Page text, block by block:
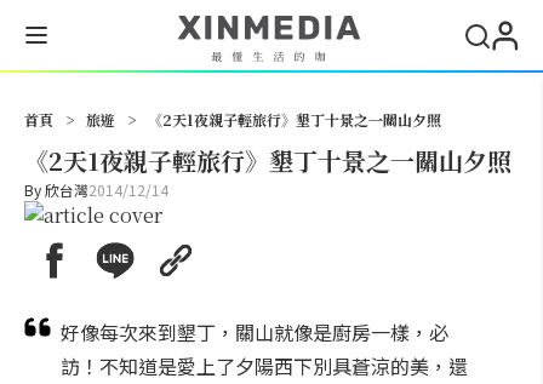
首頁 > 旅遊 > 《2天1夜親子輕旅行》墾丁十景之一關山夕照
《2天1夜親子輕旅行》墾丁十景之一關山夕照
By欣台灣2014/12/14
好像每次來到墾丁，關山就像是廚房一樣，必
訪！不知道是愛上了夕陽西下別具蒼涼的美，還